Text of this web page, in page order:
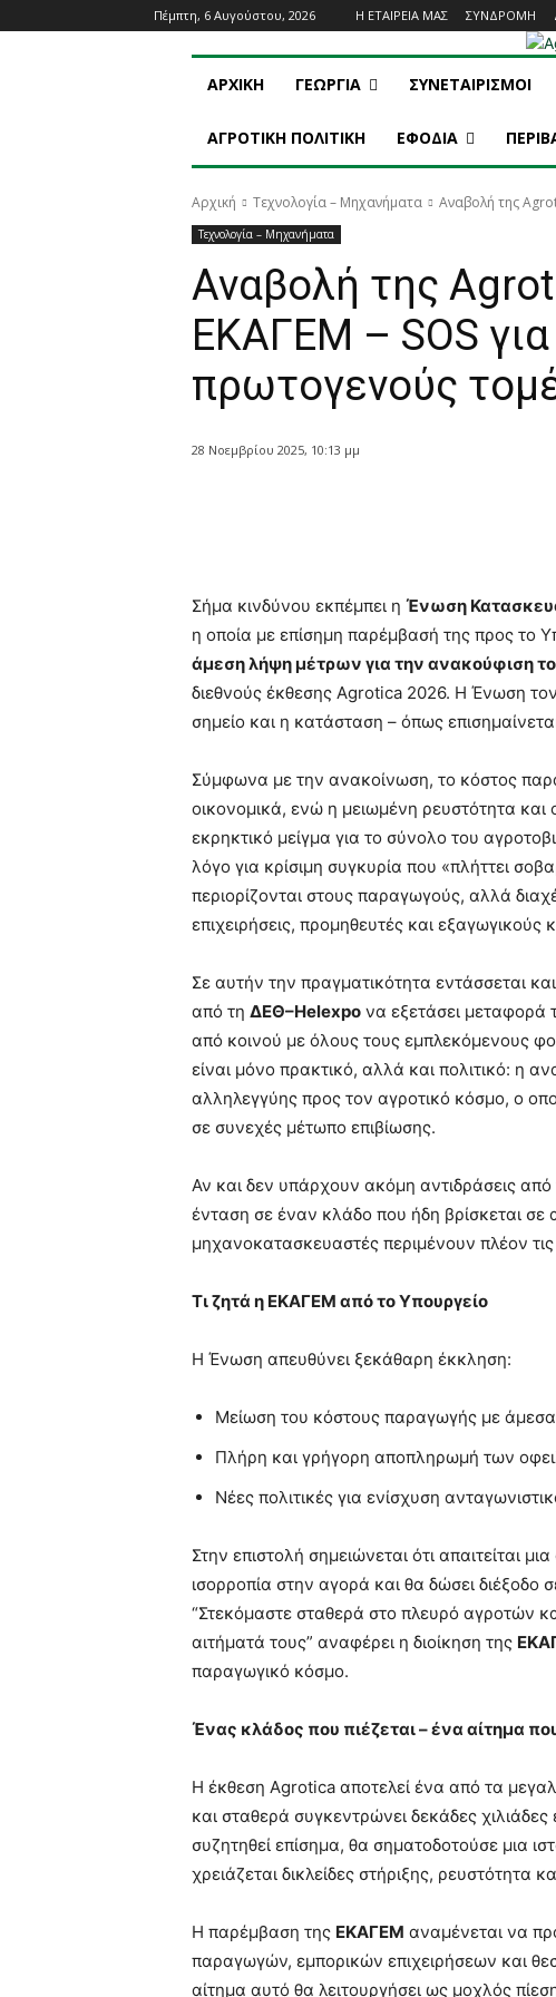
Πέμπτη, 6 Αυγούστου, 2026 Η ΕΤΑΙΡΕΙΑ ΜΑΣ ΣΥΝΔΡΟΜΗ
ΑΡΧΙΚΗ ΓΕΩΡΓΙΑ ΣΥΝΕΤΑΙΡΙΣΜΟΙ
ΑΓΡΟΤΙΚΗ ΠΟΛΙΤΙΚΗ ΕΦΟΔΙΑ
Αρχική Τεχνολογία – Μηχανήματα Αναβολή της
Τεχνολογία – Μηχανήματα
Αναβολή της
ΕΚΑΓΕΜ – SOS
πρωτογενούς
28 Νοεμβρίου 2025, 10:13 μμ
Σήμα κινδύνου εκπέμπει η Ένωση
η οποία με επίσημη παρέμβασή της προς το
άμεση λήψη μέτρων για την ανακούφιση
διεθνούς έκθεσης Agrotica 2026. Η Ένωση
σημείο και η κατάσταση – όπως
Σύμφωνα με την ανακοίνωση, το κόστος
οικονομικά, ενώ η μειωμένη ρευστότητα και
εκρηκτικό μείγμα για το σύνολο του
λόγο για κρίσιμη συγκυρία που «πλήττει
περιορίζονται στους παραγωγούς, αλλά
επιχειρήσεις, προμηθευτές και εξαγωγικούς
Σε αυτήν την πραγματικότητα εντάσσεται
από τη ΔΕΘ–Helexpo να εξετάσει μεταφορά
από κοινού με όλους τους εμπλεκόμενους
είναι μόνο πρακτικό, αλλά και πολιτικό: η
αλληλεγγύης προς τον αγροτικό κόσμο, ο
σε συνεχές μέτωπο επιβίωσης.
Αν και δεν υπάρχουν ακόμη αντιδράσεις
ένταση σε έναν κλάδο που ήδη βρίσκεται σε
μηχανοκατασκευαστές περιμένουν πλέον τις
Τι ζητά η ΕΚΑΓΕΜ από το Υπουργείο
Η Ένωση απευθύνει ξεκάθαρη έκκληση:
Μείωση του κόστους παραγωγής με άμεσα
Πλήρη και γρήγορη αποπληρωμή των
Νέες πολιτικές για ενίσχυση
Στην επιστολή σημειώνεται ότι απαιτείται
ισορροπία στην αγορά και θα δώσει διέξοδο
“Στεκόμαστε σταθερά στο πλευρό αγροτών
αιτήματά τους” αναφέρει η διοίκηση της
παραγωγικό κόσμο.
Ένας κλάδος που πιέζεται – ένα αίτημα
Η έκθεση Agrotica αποτελεί ένα από τα
και σταθερά συγκεντρώνει δεκάδες
συζητηθεί επίσημα, θα σηματοδοτούσε μια
χρειάζεται δικλείδες στήριξης, ρευστότητα
Η παρέμβαση της ΕΚΑΓΕΜ αναμένεται να
παραγωγών, εμπορικών επιχειρήσεων και
αίτημα αυτό θα λειτουργήσει ως μοχλός